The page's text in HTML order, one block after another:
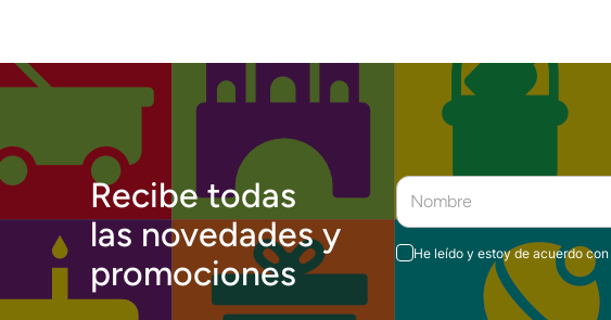
Recibe todas
las novedades y
promociones
He leído y estoy de acuerdo con